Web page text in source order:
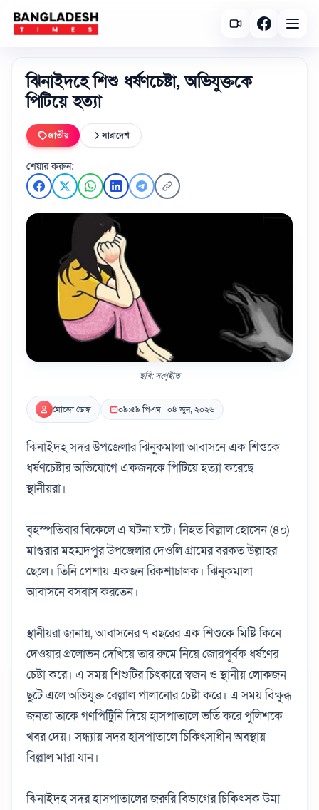
ঝিনাইদহে শিশু ধর্ষণচেষ্টা, অভিযুক্তকে
পিটিয়ে হত্যা
জাতীয় সারাদেশ
শেয়ার করুন:
ছবি: সংগৃহীত
মোজো ডেস্ক ০৯:৫৯ পিএম | ০৪ জুন, ২০২৬
ঝিনাইদহ সদর উপজেলার ঝিনুকমালা আবাসনে এক শিশুকে
ধর্ষণচেষ্টার অভিযোগে একজনকে পিটিয়ে হত্যা করেছে
স্থানীয়রা।
বৃহস্পতিবার বিকেলে এ ঘটনা ঘটে। নিহত বিল্লাল হোসেন (৪০)
মাগুরার মহম্মদপুর উপজেলার দেওলি গ্রামের বরকত উল্লাহর
ছেলে। তিনি পেশায় একজন রিকশাচালক। ঝিনুকমালা
আবাসনে বসবাস করতেন।
স্থানীয়রা জানায়, আবাসনের ৭ বছরের এক শিশুকে মিষ্টি কিনে
দেওয়ার প্রলোভন দেখিয়ে তার রুমে নিয়ে জোরপূর্বক ধর্ষণের
চেষ্টা করে। এ সময় শিশুটির চিৎকারে স্বজন ও স্থানীয় লোকজন
ছুটে এলে অভিযুক্ত বেল্লাল পালানোর চেষ্টা করে। এ সময় বিক্ষুব্ধ
জনতা তাকে গণপিটিুনি দিয়ে হাসপাতালে ভর্তি করে পুলিশকে
খবর দেয়। সন্ধ্যায় সদর হাসপাতালে চিকিৎসাধীন অবস্থায়
বিল্লাল মারা যান।
ঝিনাইদহ সদর হাসপাতালের জরুরি বিভাগের চিকিৎসক উমা